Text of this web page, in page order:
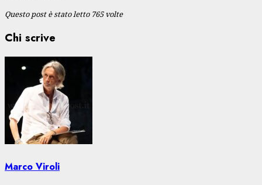
Questo post è stato letto 765 volte
Chi scrive
Marco Viroli